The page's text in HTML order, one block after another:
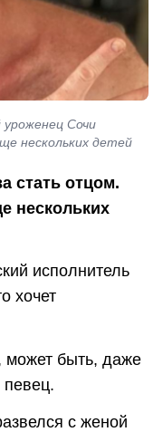
Сочи
нескольких детей
стать отцом.
нескольких
исполнитель
хочет
быть, даже
с женой